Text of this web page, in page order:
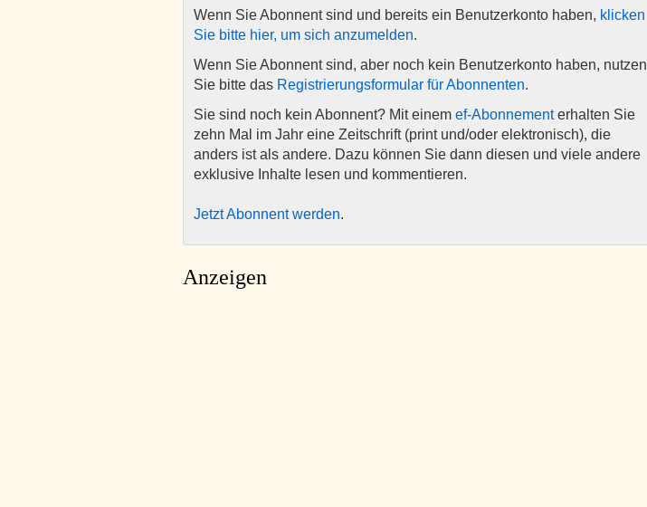
Wenn Sie Abonnent sind und bereits ein Benutzerkonto haben, klicken
Sie bitte hier, um sich anzumelden.
Wenn Sie Abonnent sind, aber noch kein Benutzerkonto haben, nutzen
Sie bitte das Registrierungsformular für Abonnenten.
Sie sind noch kein Abonnent? Mit einem ef-Abonnementerhalten Sie
zehn Mal im Jahr eine Zeitschrift (print und/oder elektronisch), die
anders ist als andere. Dazu können Sie dann diesen und viele andere
exklusive Inhalte lesen und kommentieren.
Jetzt Abonnent werden.
Anzeigen